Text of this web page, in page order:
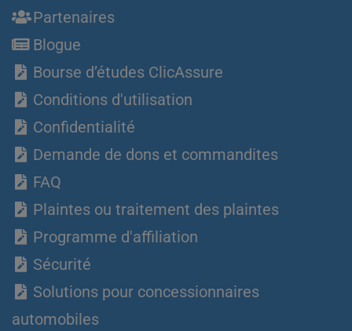
Partenaires
Blogue
Bourse d’études ClicAssure
Conditions d'utilisation
Confidentialité
Demande de dons et commandites
FAQ
Plaintes ou traitement des plaintes
Programme d'affiliation
Sécurité
Solutions pour concessionnaires
automobiles